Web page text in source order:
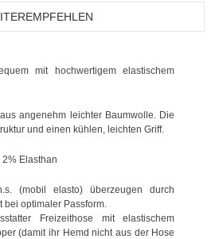
mit hochwertigem elastischem
angenehm leichter Baumwolle. Die
und einen kühlen, leichten Griff.
Elasthan
(mobil elasto) überzeugen durch
bei optimaler Passform.
Freizeithose mit elastischem
(damit ihr Hemd nicht aus der Hose